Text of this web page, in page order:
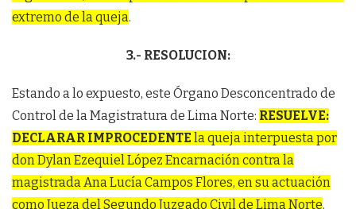
extremo de la queja.
3.- RESOLUCION:
Estando a lo expuesto, este Órgano Desconcentrado de
Control de la Magistratura de Lima Norte: RESUELVE:
DECLARAR IMPROCEDENTE la queja interpuesta por
don Dylan Ezequiel López Encarnación contra la
magistrada Ana Lucía Campos Flores, en su actuación
como Jueza del Segundo Juzgado Civil de Lima Norte.